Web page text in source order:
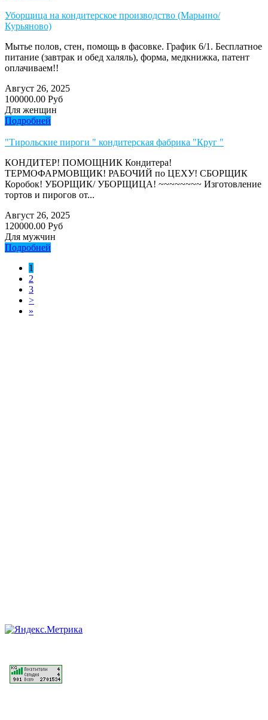
Уборщица на кондитерское производство (Марьино/
Курьяново)
Мытье полов, стен, помощь в фасовке. График 6/1. Бесплатное
питание (завтрак и обед халяль), форма, медкнижка, патент
оплачиваем!!
Август 26, 2025
100000.00 Руб
Для женщин
Подробней
"Тирольские пироги " кондитерская фабрика "Круг "
КОНДИТЕР! ПОМОЩНИК Кондитера!
ТЕРМОФАРМОВЩИК! РАБОЧИЙ по ЦЕХУ! СБОРЩИК
Коробок! УБОРЩИК/ УБОРЩИЦА! ~~~~~~~~ Изготовление
тортов и пирогов от...
Август 26, 2025
120000.00 Руб
Для мужчин
Подробней
1
2
3
>
»